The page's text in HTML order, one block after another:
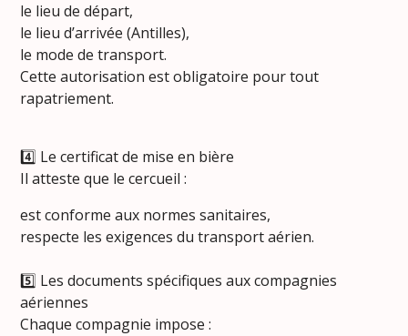
le lieu de départ,
le lieu d’arrivée (Antilles),
le mode de transport.
Cette autorisation est obligatoire pour tout
rapatriement.
4️⃣ Le certificat de mise en bière
Il atteste que le cercueil :
est conforme aux normes sanitaires,
respecte les exigences du transport aérien.
5️⃣ Les documents spécifiques aux compagnies
aériennes
Chaque compagnie impose :